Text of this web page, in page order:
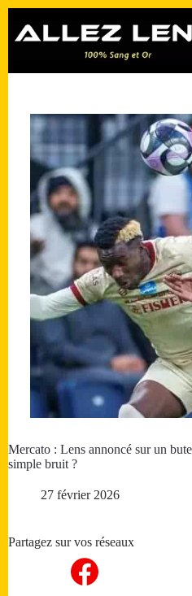
contenu
Mercato : Lens annoncé sur un
simple bruit ?
27 février 2026
Partagez sur vos réseaux